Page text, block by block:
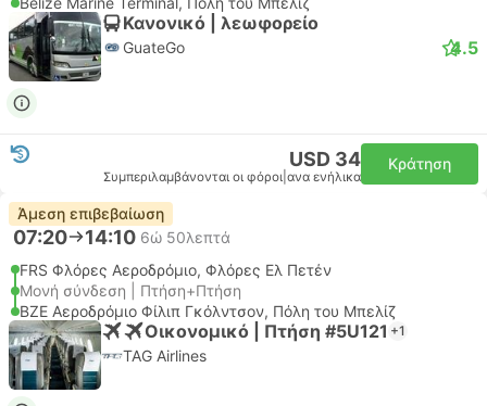
Κανονικό | λεωφορείο
GuateGo 4.5
USD 34
Συμπεριλαμβάνονται οι φόροι ανα ενήλικα
Κράτηση
Άμεση επιβεβαίωση
07:20 14:10 6ώ 50λεπτά
FRS Φλόρες Αεροδρόμιο, Φλόρες Ελ Πετέν
Μονή σύνδεση | Πτήση+Πτήση
BZE Αεροδρόμιο Φίλιπ Γκόλντσον, Πόλη του Μπελίζ
Οικονομικό | Πτήση #5U121 +1
TAG Airlines